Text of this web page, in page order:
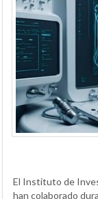
El Instituto de
han colaborado